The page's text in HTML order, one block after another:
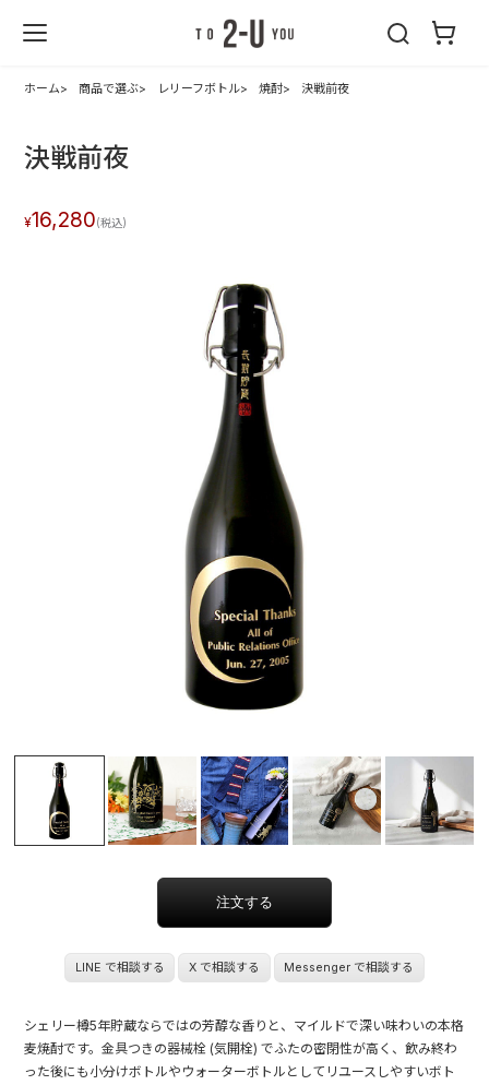
ホーム 商品で選ぶ レリーフボトル 焼酎 決戦前夜
決戦前夜
16,280
LINE で相談する X で相談する Messenger で相談する
シェリー樽5年貯蔵ならではの芳醇な香りと、マイルドで深い味わいの本格
麦焼酎です。金具つきの器械栓 (気開栓) でふたの密閉性が高く、飲み終わ
った後にも小分けボトルやウォーターボトルとしてリユースしやすいボト